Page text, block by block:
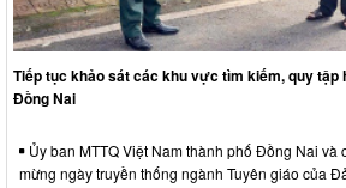
Tiếp tục khảo sát các khu vực tìm kiếm, quy tập
Đồng Nai
Ủy ban MTTQ Việt Nam thành phố Đồng Nai và
mừng ngày truyền thống ngành Tuyên giáo của